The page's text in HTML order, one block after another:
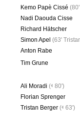
Kemo Papè Cissé (
Nadi Daouda Cisse
Richard Hätscher
Simon Apel (63'
Anton Rabe
Tim Grune
Ali Moradi ( 80')
Florian Sprenger
Tristan Berger ( 63')